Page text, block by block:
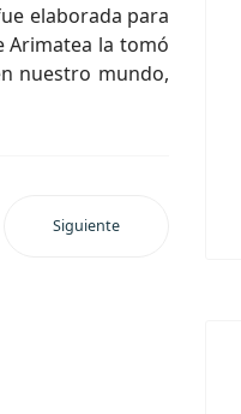
elaborada para
Arimatea la tomó
nuestro mundo,
Siguiente